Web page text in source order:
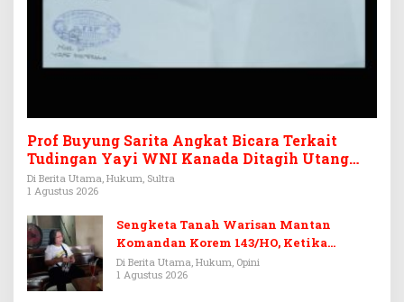
Prof Buyung Sarita Angkat Bicara Terkait
Tudingan Yayi WNI Kanada Ditagih Utang
Rp3,6 Miliar
Di Berita Utama, Hukum, Sultra
1 Agustus 2026
Sengketa Tanah Warisan Mantan
Komandan Korem 143/HO, Ketika
Warisan Menjadi Arena Pemerasan
Di Berita Utama, Hukum, Opini
1 Agustus 2026